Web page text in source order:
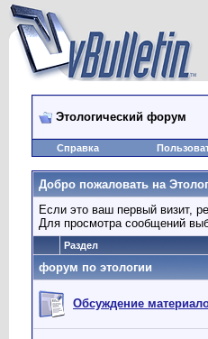
Этологический форум
Справка
Добро пожаловать на
Если это ваш первый визит,
Для просмотра сообщений
Раздел
форум по этологии
Обсуждение